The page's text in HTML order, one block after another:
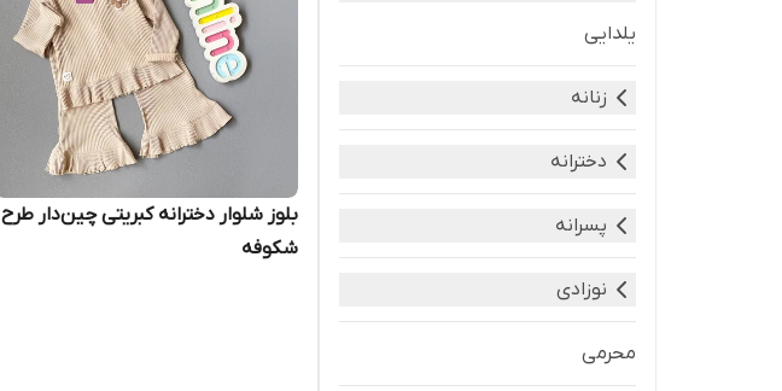
یلدایی
زنانه
دخترانه
پسرانه
نوزادی
محرمی
بلوز شلوار دخترانه کبریتی چین‌دار طرح
شکوفه